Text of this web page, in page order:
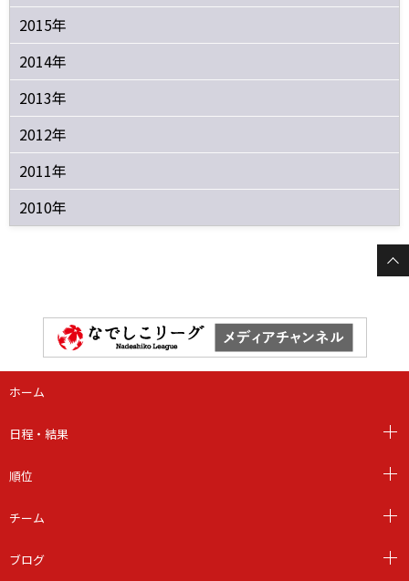
2015年
2014年
2013年
2012年
2011年
2010年
ホーム
日程・結果
順位
チーム
ブログ